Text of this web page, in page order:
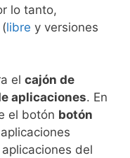
lo tanto,
libre y versiones
el cajón de
aplicaciones. En
el botón botón
del